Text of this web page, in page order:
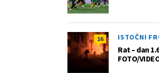
16 ISTOČNI
Rat – dan
FOTO/